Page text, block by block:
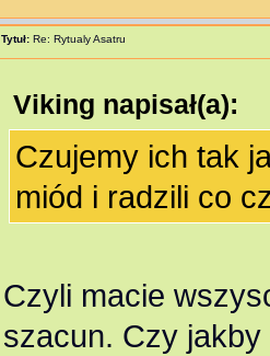
Tytuł: Re: Rytualy Asatru
Viking napisał(a):
Czujemy ich tak
miód i radzili co
Czyli macie
szacun. Czy